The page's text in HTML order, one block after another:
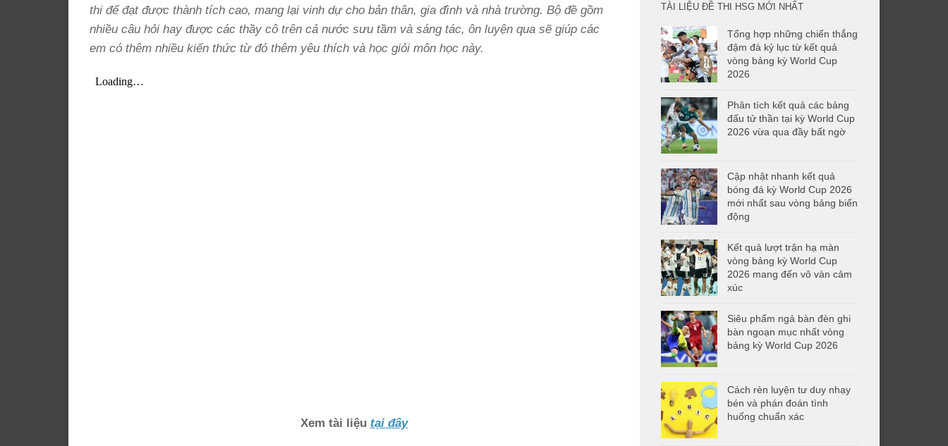
thi để đạt được thành tích cao, mang lại vinh dự cho bản thân, gia đình và nhà trường. Bộ đề gồm
nhiều câu hỏi hay được các thầy cô trên cả nước sưu tầm và sáng tác, ôn luyện qua sẽ giúp các
em có thêm nhiều kiến thức từ đó thêm yêu thích và học giỏi môn học này.
Xem tài liệu tại đây
TÀI LIỆU ĐỀ THI HSG MỚI NHẤT
Tổng hợp những chiến thắng
đậm đà kỷ lục từ kết quả
vòng bảng kỳ World Cup
2026
Phân tích kết quả các bảng
đấu tử thần tại kỳ World Cup
2026 vừa qua đầy bất ngờ
Cập nhật nhanh kết quả
bóng đá kỳ World Cup 2026
mới nhất sau vòng bảng biến
động
Kết quả lượt trận hạ màn
vòng bảng kỳ World Cup
2026 mang đến vô vàn cảm
xúc
Siêu phẩm ngả bàn đèn ghi
bàn ngoạn mục nhất vòng
bảng kỳ World Cup 2026
Cách rèn luyện tư duy nhạy
bén và phán đoán tình
huống chuẩn xác